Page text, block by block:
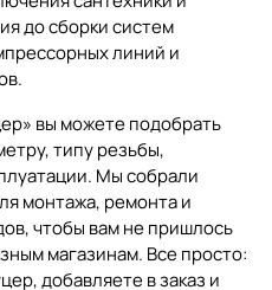
до сборки систем
линий и
вы можете подобрать
типу резьбы,
Мы собрали
монтажа, ремонта и
чтобы вам не пришлось
магазинам. Все просто:
добавляете в заказ и